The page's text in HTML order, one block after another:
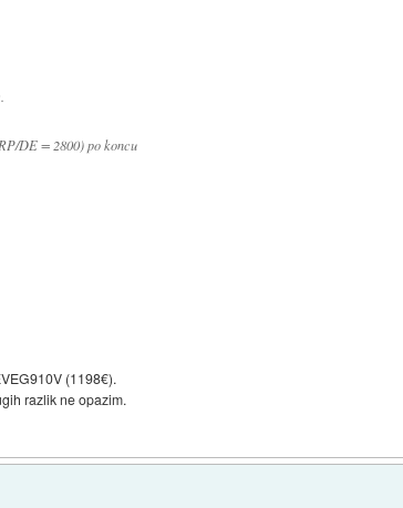
DE = 2800) po koncu
(1198€).
razlik ne opazim.